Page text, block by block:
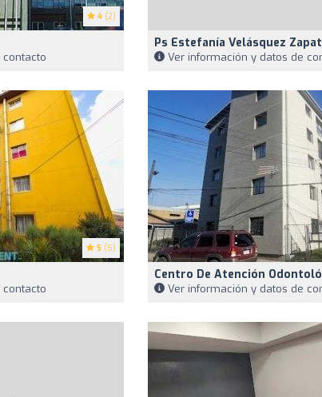
4 (2)
Ps Estefanía Velásquez
Ver información y datos de
5 (5)
Centro De Atención
Ver información y datos de